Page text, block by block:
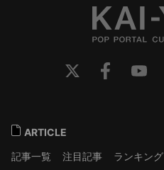
ARTICLE
記事一覧
注目記事 ランキング